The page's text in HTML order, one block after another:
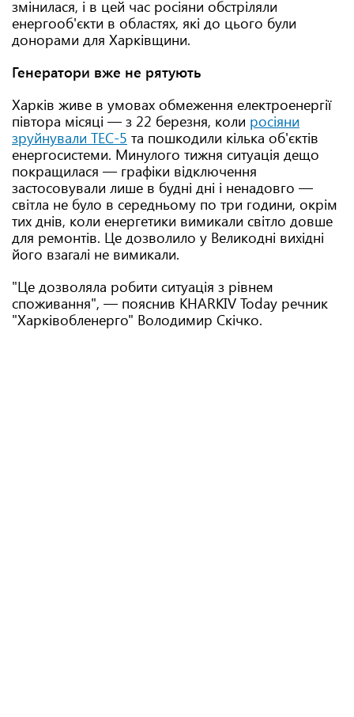
змінилася, і в цей час росіяни обстріляли
енергооб'єкти в областях, які до цього були
донорами для Харківщини.
Генератори вже не рятують
Харків живе в умовах обмеження електроенергії
півтора місяці — з 22 березня, коли росіяни
зруйнували ТЕС-5 та пошкодили кілька об'єктів
енергосистеми. Минулого тижня ситуація дещо
покращилася — графіки відключення
застосовували лише в будні дні і ненадовго —
світла не було в середньому по три години, окрім
тих днів, коли енергетики вимикали світло довше
для ремонтів. Це дозволило у Великодні вихідні
його взагалі не вимикали.
"Це дозволяла робити ситуація з рівнем
споживання", — пояснив KHARKIV Today речник
"Харківобленерго" Володимир Скічко.